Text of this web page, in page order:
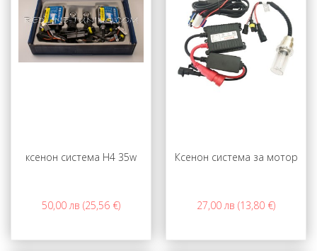
ксенон система H4 35w
50,00 лв (25,56 €)
Ксенон система за мотор
27,00 лв (13,80 €)